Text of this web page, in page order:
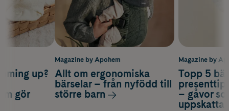
Magazine by
Topp 5
– gåvor
up?
gör
Magazine by Apohem
Allt om ergonomiska
bärselar – från nyfödd till
större barn